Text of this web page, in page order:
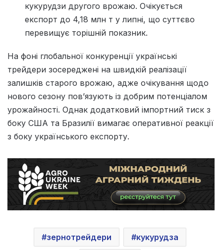
кукурудзи другого врожаю. Очікується
експорт до 4,18 млн т у липні, що суттєво
перевищує торішній показник.
На фоні глобальної конкуренції українські
трейдери зосереджені на швидкій реалізації
залишків старого врожаю, адже очікування щодо
нового сезону пов’язують із добрим потенціалом
урожайності. Однак додатковий імпортний тиск з
боку США та Бразилії вимагає оперативної реакції
з боку українського експорту.
зернотрейдери кукурудза